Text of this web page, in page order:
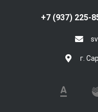
+7 (937) 225-
г.